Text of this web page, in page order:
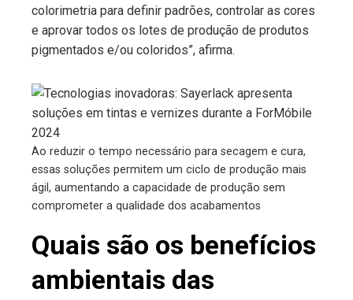
colorimetria para definir padrões, controlar as cores
e aprovar todos os lotes de produção de produtos
pigmentados e/ou coloridos”, afirma.
Ao reduzir o tempo necessário para secagem e cura,
essas soluções permitem um ciclo de produção mais
ágil, aumentando a capacidade de produção sem
comprometer a qualidade dos acabamentos
Quais são os benefícios
ambientais das